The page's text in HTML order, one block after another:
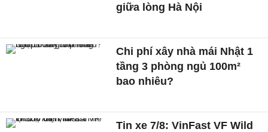
giữa lòng Hà Nội
Chi phí xây nhà mái Nhật 1
tầng 3 phòng ngủ 100m²
bao nhiêu?
Tin xe 7/8: VinFast VF Wild